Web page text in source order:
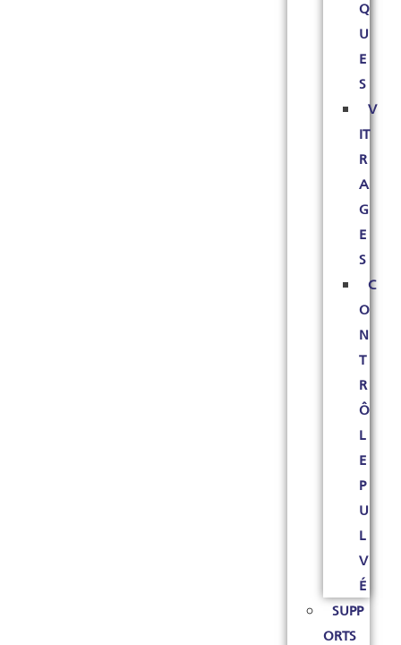
Q
U
E
S
V
IT
R
A
G
E
S
C
O
N
T
R
Ô
L
E
P
U
L
V
É
SUPP
ORTS